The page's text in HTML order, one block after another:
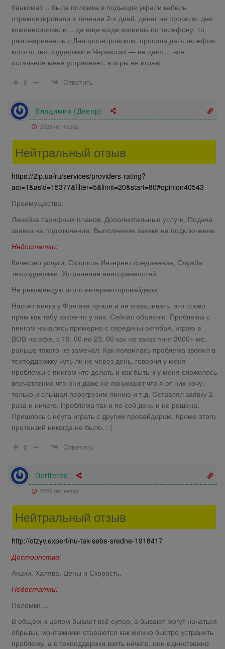
банкомат… была поломка в подьезде украли кабель.
отремонтировали в течение 2-х дней. денег не просили. дни
компенсировали… да еще когда звонишь по телефону. то
разговариваешь с Днепропетровском. просила дать телефон
кого-то тех поддержки в Черкассах — не дают… все
остальное меня устраивает. в игры не играю
0
Ответить
Владимир (Днепр)
2026 лет назад
Нейтральный отзыв
https://2ip.ua/ru/services/providers-rating?
act=1&asid=15377&filter=5&limit=20&start=80#opinion40543
Преимущества:
Линейка тарифных планов, Дополнительные услуги, Подача
заявки на подключение, Выполнение заявки на подключение
Недостатки:
Качество услуги, Скорость Интернет соединения, Служба
техподдержки, Устранение неисправностей
Не рекомендую этого интернет-провайдера
Насчет пинга у Фрегата лучше и не спрашивать, это слово
прям как табу какое-то у них. Сейчас объясню. Проблемы с
пингом начались примерно с середины октября, играю в
ВОВ на офе, с 19: 00 по 23: 00 как на заказ пинг 3000+ мс,
раньше такого не замечал. Как появилась проблема звонил в
техподдержку чуть ли не через день, говорил у меня
проблемы с пингом что делать и как быть и у меня сложилось
впечатление что они даже не понимают что я от них хочу,
только и слышал перегрузим линию и т.д. Оставлял заявку 2
раза и ничего. Проблема так и по сей день и не решена.
Пришлось с ноута играть с другим провайдером. Кроме этого
претензий никогда не было. : (
0
Ответить
Deritered
2026 лет назад
Нейтральный отзыв
http://otzyv.expert/nu-tak-sebe-sredne-1918417
Достоинства:
Акции, Халява, Цены и Скорость.
Недостатки:
Поломки…
В общем и целом бывает всё супер, а бывают могут начаться
обрывы, монтажники стараются как можно быстро устранить
проблему, а с техподдержки взять нечего, они единственно